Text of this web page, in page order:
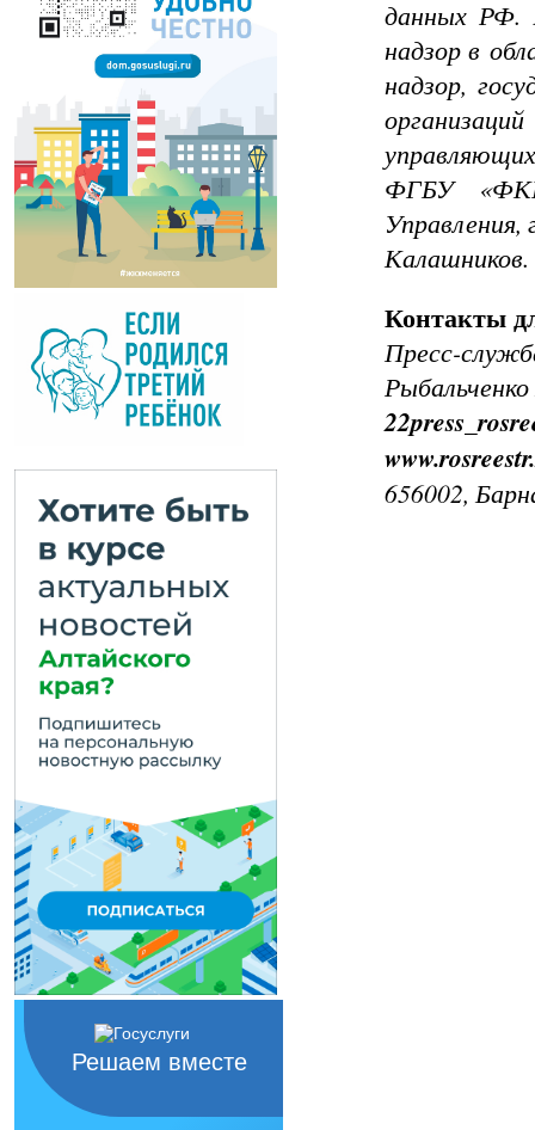
Решаем вместе
данных РФ.
надзор в
надзор,
ФГБУ «ФКП
Калашников.
Контакты
Пресс-
656002,